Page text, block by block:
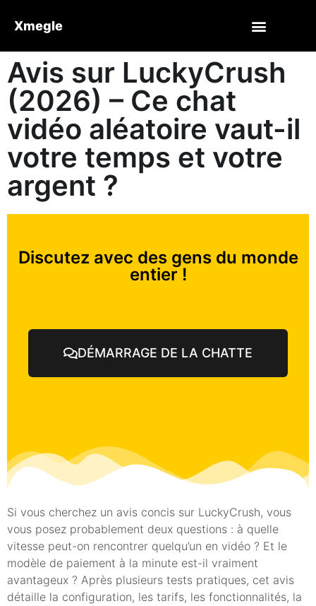
Xmegle
Avis sur LuckyCrush
(2026) – Ce chat
vidéo aléatoire vaut-il
votre temps et votre
argent ?
Discutez avec des gens du monde
entier !
DÉMARRAGE DE LA CHATTE
Si vous cherchez un avis concis sur LuckyCrush, vous
vous posez probablement deux questions : à quelle
vitesse peut-on rencontrer quelqu’un en vidéo ? Et le
modèle de paiement à la minute est-il vraiment
avantageux ? Après plusieurs tests pratiques, cet avis
détaille la configuration, les tarifs, les fonctionnalités, la